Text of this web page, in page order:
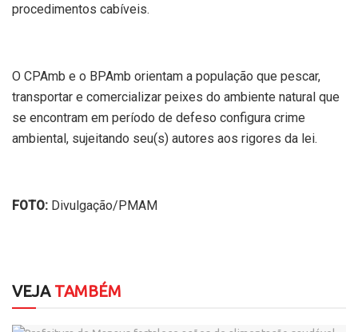
procedimentos cabíveis.
O CPAmb e o BPAmb orientam a população que pescar,
transportar e comercializar peixes do ambiente natural que
se encontram em período de defeso configura crime
ambiental, sujeitando seu(s) autores aos rigores da lei.
FOTO: Divulgação/PMAM
VEJATAMBÉM